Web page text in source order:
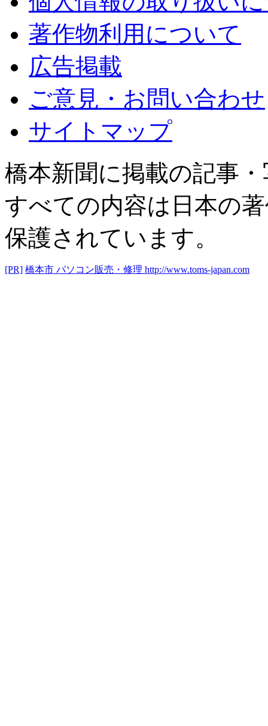
著作物利用について
広告掲載
ご意見・お問い合わせ
サイトマップ
橋本新聞に掲載の記事
すべての内容は日本の
保護されています。
[PR] 橋本市 パソコン販売・修理 http://www.toms-japan.com